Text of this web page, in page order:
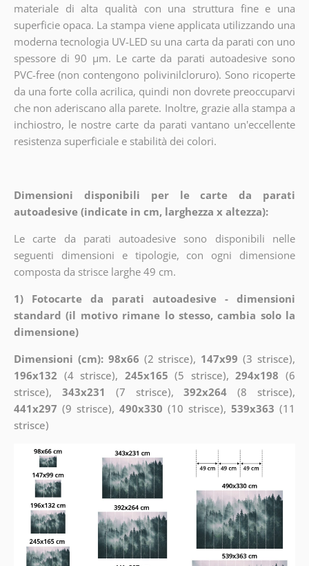
materiale di alta qualità con una struttura fine e una
superficie opaca. La stampa viene applicata utilizzando una
moderna tecnologia UV-LED su una carta da parati con uno
spessore di 90 µm. Le carte da parati autoadesive sono
PVC-free (non contengono polivinilcloruro). Sono ricoperte
da una forte colla acrilica, quindi non dovrete preoccuparvi
che non aderiscano alla parete. Inoltre, grazie alla stampa a
inchiostro, le nostre carte da parati vantano un'eccellente
resistenza superficiale e stabilità dei colori.
Dimensioni disponibili per le carte da parati
autoadesive (indicate in cm, larghezza x altezza):
Le carte da parati autoadesive sono disponibili nelle
seguenti dimensioni e tipologie, con ogni dimensione
composta da strisce larghe 49 cm.
1) Fotocarte da parati autoadesive - dimensioni
standard (il motivo rimane lo stesso, cambia solo la
dimensione)
Dimensioni (cm): 98x66 (2 strisce), 147x99 (3 strisce),
196x132 (4 strisce), 245x165 (5 strisce),294x198 (6
strisce), 343x231 (7 strisce),392x264 (8 strisce),
441x297 (9 strisce), 490x330 (10 strisce),539x363 (11
strisce)